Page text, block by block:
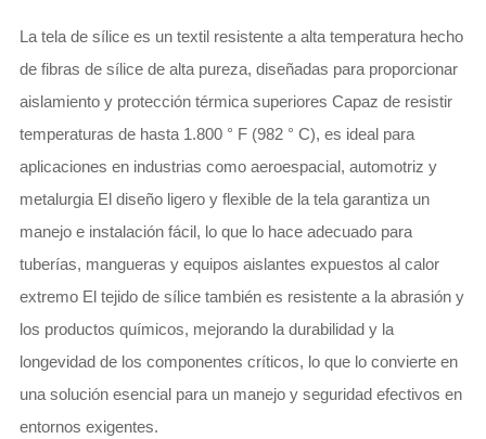
La tela de sílice es un textil resistente a alta temperatura hecho
de fibras de sílice de alta pureza, diseñadas para proporcionar
aislamiento y protección térmica superiores Capaz de resistir
temperaturas de hasta 1.800 ° F (982 ° C), es ideal para
aplicaciones en industrias como aeroespacial, automotriz y
metalurgia El diseño ligero y flexible de la tela garantiza un
manejo e instalación fácil, lo que lo hace adecuado para
tuberías, mangueras y equipos aislantes expuestos al calor
extremo El tejido de sílice también es resistente a la abrasión y
los productos químicos, mejorando la durabilidad y la
longevidad de los componentes críticos, lo que lo convierte en
una solución esencial para un manejo y seguridad efectivos en
entornos exigentes.